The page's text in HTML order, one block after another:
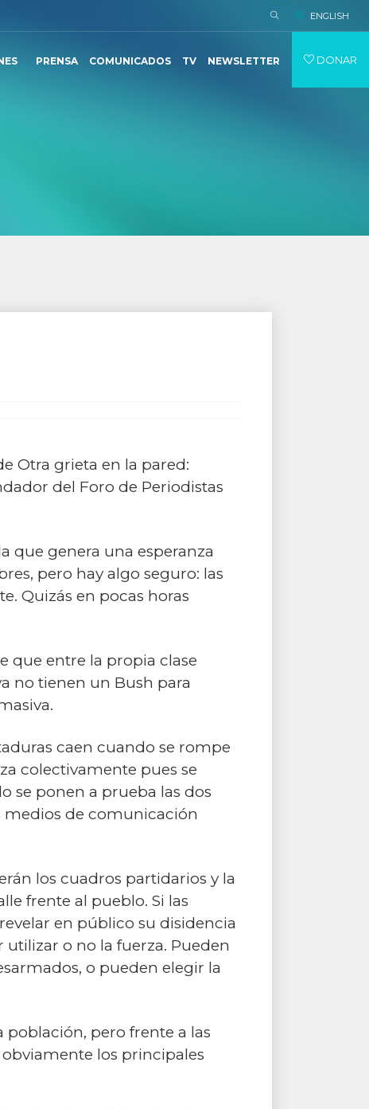
ENGLISH
PRENSA COMUNICADOS TV NEWSLETTER DONAR
Otra grieta en la pared:
del Foro de Periodistas
que genera una esperanza
pero hay algo seguro: las
Quizás en pocas horas
que entre la propia clase
no tienen un Bush para
caen cuando se rompe
colectivamente pues se
se ponen a prueba las dos
medios de comunicación
los cuadros partidarios y la
frente al pueblo. Si las
en público su disidencia
o no la fuerza. Pueden
o pueden elegir la
pero frente a las
los principales